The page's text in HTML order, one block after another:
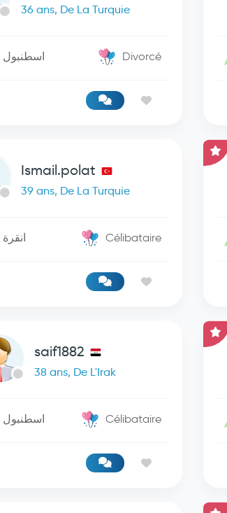
36 ans, De La Turquie
Turquie / اسطنبول Divorcé
Ismail.polat
39 ans, De La Turquie
Turquie / انقرة Célibataire
saif1882
38 ans, De L'Irak
Turquie / اسطنبول Célibataire